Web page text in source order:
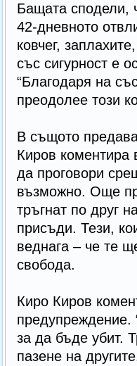
Бащата сподели,
42-дневното
ковчег,
със сигурност е
“Благодаря на
преодолее този
В същото
Киров коментира
да проговори
възможно. Още
тръгнат по друг
присъди. Тези,
веднага – че те
свобода.
Киро Киров
предупреждение.
за да бъде убит.
пазене на